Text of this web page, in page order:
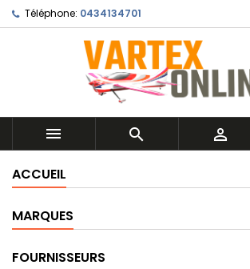
Téléphone: 0434134701
  
ACCUEIL
MARQUES
FOURNISSEURS